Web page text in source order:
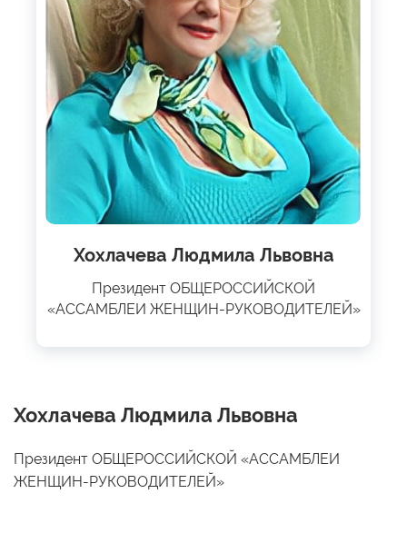
Хохлачева Людмила Львовна
Президент ОБЩЕРОССИЙСКОЙ
«АССАМБЛЕИ ЖЕНЩИН-РУКОВОДИТЕЛЕЙ»
Хохлачева Людмила Львовна
Президент ОБЩЕРОССИЙСКОЙ «АССАМБЛЕИ
ЖЕНЩИН-РУКОВОДИТЕЛЕЙ»